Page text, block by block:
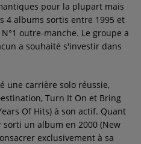
pour la plupart mais
4 albums sortis entre 1995 et
outre-manche. Le groupe a
a souhaité s'investir dans
une carrière solo réussie,
Turn It On et Bring
Of Hits) à son actif. Quant
sorti un album en 2000 (New
exclusivement à sa